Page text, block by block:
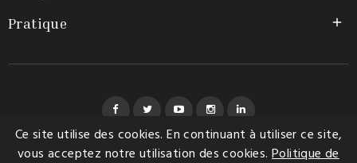
Pratique 
Ce site utilise des cookies. En continuant à utiliser ce site,
vous acceptez notre utilisation des cookies. Politique de
FacebookTwitterYouTubeInstagram